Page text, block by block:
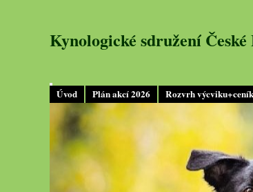
Úvod Plán akcí 2026 Rozvrh výcviku+ceník
Kynologické sdružení